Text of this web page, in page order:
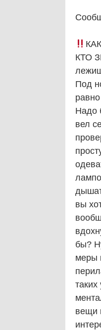
КТО
Под
Надо
вел
вы
бы?
меры
вещи